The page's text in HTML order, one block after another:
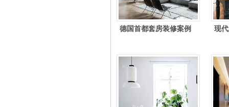
德国首都套房装修案例 现